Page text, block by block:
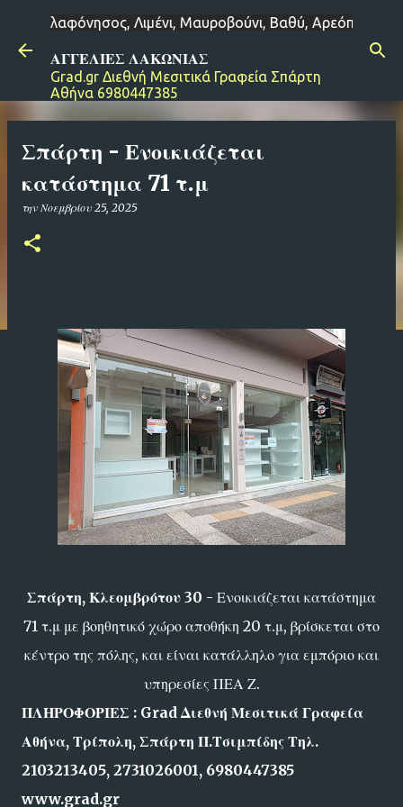
Μετάβαση στο κύριο περιεχόμενο
Βαθύ, Αρεόπολη, Γερολιμένας,
ΑΓΓΕΛΙΕΣ ΛΑΚΩΝΙΑΣ
Grad.gr Διεθνή Μεσιτικά Γραφεία Σπάρτη
Αθήνα 6980447385
Σπάρτη - Ενοικιάζεται
κατάστημα 71 τ.μ
την Νοεμβρίου 25, 2025
Σπάρτη, Κλεομβρότου 30 - Ενοικιάζεται κατάστημα
71 τ.μ με βοηθητικό χώρο αποθήκη 20 τ.μ, βρίσκεται στο
κέντρο της πόλης, και είναι κατάλληλο για εμπόριο και
υπηρεσίες ΠΕΑ Ζ.
ΠΛΗΡΟΦΟΡΙΕΣ : Grad Διεθνή Μεσιτικά Γραφεία
Αθήνα, Τρίπολη, Σπάρτη Π.Τσιμπίδης Τηλ.
2103213405, 2731026001, 6980447385
www.grad.gr